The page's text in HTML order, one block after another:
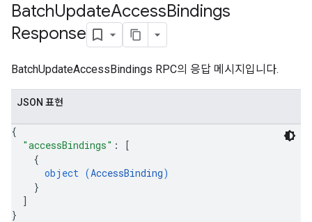
BatchUpdateAccessBindings
Response
BatchUpdateAccessBindings RPC의 응답 메시지입니다.
JSON 표현
{
"accessBindings" :
[
{
object (AccessBinding)
}
]
}